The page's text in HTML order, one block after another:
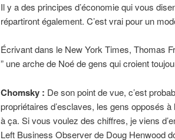
Il y a des principes d’économie qui vous
répartiront également. C’est vrai pour un
Écrivant dans le New York Times, Thomas
” une arche de Noé de gens qui croient
Chomsky : De son point de vue, c’est
propriétaires d’esclaves, les gens opposés
à ça. Si vous voulez des chiffres, je viens
Left Business Observer de Doug Henwood